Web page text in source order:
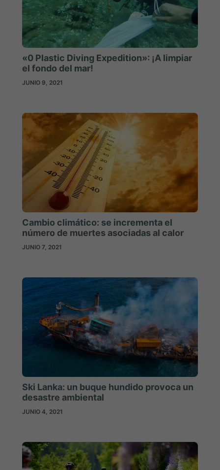
«0 Plastic Diving Expedition»: ¡A limpiar
el fondo del mar!
JUNIO 9, 2021
Cambio climático: se incrementa el
número de muertes asociadas al calor
JUNIO 7, 2021
Ski Lanka: un buque hundido provoca un
desastre ambiental
JUNIO 4, 2021